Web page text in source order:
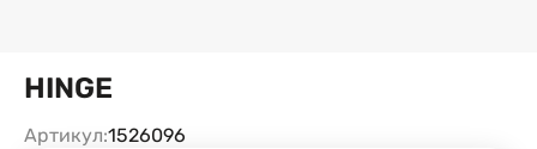
HINGE
Артикул:1526096